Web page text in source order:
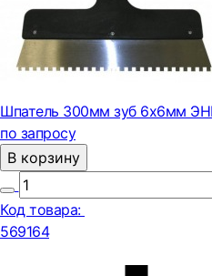
Шпатель 300мм зуб 6х6мм
по запросу
В корзину
Код товара:
569164